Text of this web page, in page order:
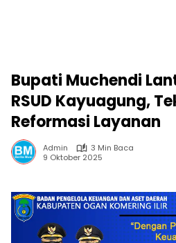
Bupati Muchendi
RSUD Kayuagung,
Reformasi Layanan
Admin
3 Min Baca
9 Oktober 2025